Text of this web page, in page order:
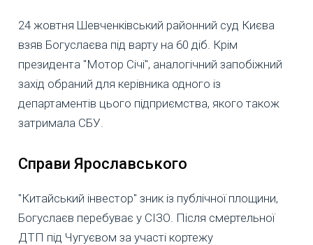
24 жовтня Шевченківський районний суд Києва
взяв Богуслаєва під варту на 60 діб. Крім
президента "Мотор Січі", аналогічний запобіжний
захід обраний для керівника одного із
департаментів цього підприємства, якого також
затримала СБУ.
Справи Ярославського
"Китайський інвестор" зник із публічної площини,
Богуслаєв перебуває у СІЗО. Після смертельної
ДТП під Чугуєвом за участі кортежу